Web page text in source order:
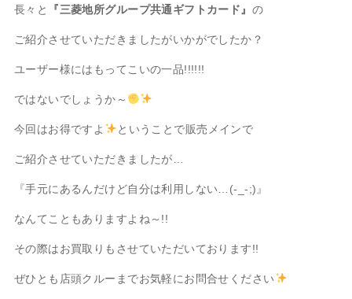
長々と 『三菱地所グループ共通ギフトカード』 の
ご紹介させていただきましたがいかがでしたか？
ユーザー様にはもってこいの一品!!!!!!
ではないでしょうか～
今回はお得ですよ ということで販売メインで
ご紹介させていただきましたが…
『手元にあるんだけど自分は利用しない…(-_-;)』
なんてこともありますよね～!!
その際はお買取りもさせていただいております!!
ぜひとも店頭クルーまでお気軽にお問合せください